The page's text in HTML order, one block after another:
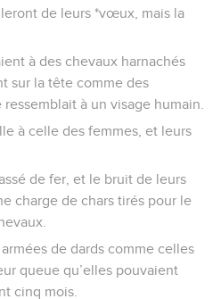
de leurs *vœux, mais la
à des chevaux harnachés
sur la tête comme des
à un visage humain.
à celle des femmes, et leurs
de fer, et le bruit de leurs
charge de chars tirés pour le
de dards comme celles
queue qu’elles pouvaient
cinq mois.